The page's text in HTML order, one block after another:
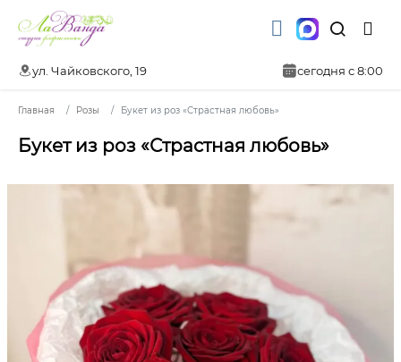
ул. Чайковского, 19 сегодня с 8:00
Главная Розы Букет из роз «Страстная любовь»
Букет из роз «Страстная любовь»